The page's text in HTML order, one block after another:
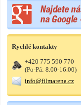
Rychlé kontakty
+420 775 590 770
(Po-Pá: 8.00-16.00)
info@filmarena.cz